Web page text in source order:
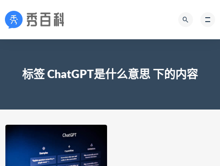
标签 ChatGPT是什么意思 下的内容